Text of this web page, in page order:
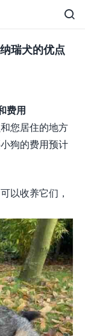
瑞犬的优点
费用
您居住的地方
狗的费用预计
以收养它们，